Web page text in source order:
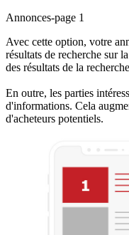
Annonces-page 1
Avec cette option, votre
résultats de recherche sur
des résultats de la
En outre, les parties
d'informations. Cela
d'acheteurs potentiels.